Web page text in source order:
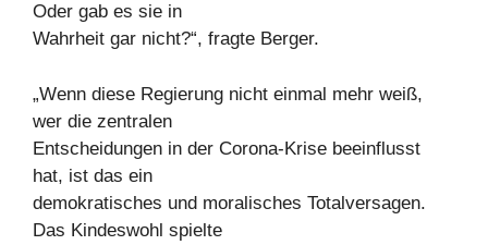
Oder gab es sie in
Wahrheit gar nicht?“, fragte Berger.
„Wenn diese Regierung nicht einmal mehr weiß,
wer die zentralen
Entscheidungen in der Corona-Krise beeinflusst
hat, ist das ein
demokratisches und moralisches Totalversagen.
Das Kindeswohl spielte